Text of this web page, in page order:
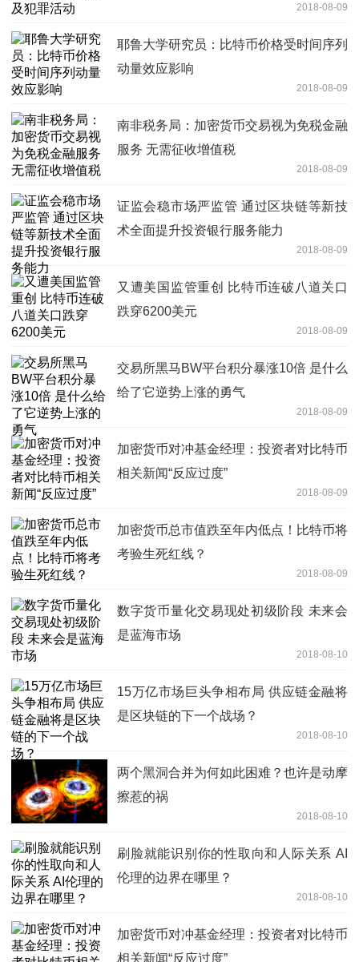
2018-08-09
耶鲁大学研究员：比特币价格受时间序列
动量效应影响
2018-08-09
南非税务局：加密货币交易视为免税金融
服务 无需征收增值税
2018-08-09
证监会稳市场严监管 通过区块链等新技
术全面提升投资银行服务能力
2018-08-09
又遭美国监管重创 比特币连破八道关口
跌穿6200美元
2018-08-09
交易所黑马BW平台积分暴涨10倍 是什么
给了它逆势上涨的勇气
2018-08-09
加密货币对冲基金经理：投资者对比特币
相关新闻“反应过度”
2018-08-09
加密货币总市值跌至年内低点！比特币将
考验生死红线？
2018-08-09
数字货币量化交易现处初级阶段 未来会
是蓝海市场
2018-08-10
15万亿市场巨头争相布局 供应链金融将
是区块链的下一个战场？
2018-08-10
两个黑洞合并为何如此困难？也许是动摩
擦惹的祸
2018-08-10
刷脸就能识别你的性取向和人际关系 AI
伦理的边界在哪里？
2018-08-10
加密货币对冲基金经理：投资者对比特币
相关新闻“反应过度”